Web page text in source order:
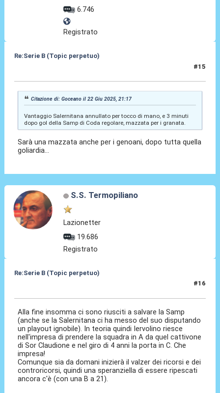
6.746
Registrato
Re:Serie B (Topic perpetuo)
#15
Citazione di: Goceano il 22 Giu 2025, 21:17
Vantaggio Salernitana annullato per tocco di mano, e 3 minuti
dopo gol della Samp di Coda regolare, mazzata per i granata.
Sarà una mazzata anche per i genoani, dopo tutta quella
goliardia...
S.S. Termopiliano
Lazionetter
19.686
Registrato
Re:Serie B (Topic perpetuo)
#16
Alla fine insomma ci sono riusciti a salvare la Samp
(anche se la Salernitana ci ha messo del suo disputando
un playout ignobile). In teoria quindi Iervolino riesce
nell'impresa di prendere la squadra in A da quel cattivone
di Sor Claudione e nel giro di 4 anni la porta in C. Che
impresa!
Comunque sia da domani inizierà il valzer dei ricorsi e dei
controricorsi, quindi una speranziella di essere ripescati
ancora c'è (con una B a 21).